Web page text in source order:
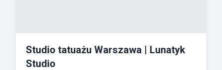
Studio tatuażu Warszawa | Lunatyk
Studio